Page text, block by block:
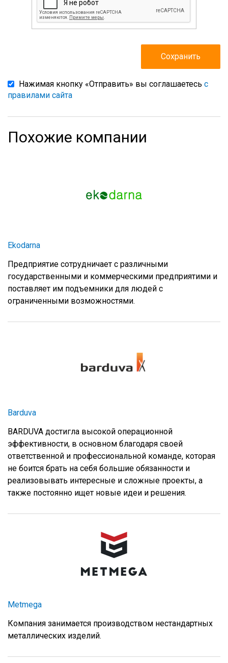
Нажимая кнопку «Отправить» вы соглашаетесь с
правилами сайта
Похожие компании
Ekodarna
Предприятие сотрудничает с различными
государственными и коммерческими предприятими и
поставляет им подъемники для людей с
ограниченными возможностями.
Barduva
BARDUVA достигла высокой операционной
эффективности, в основном благодаря своей
ответственной и профессиональной команде, которая
не боится брать на себя большие обязанности и
реализовывать интересные и сложные проекты, а
также постоянно ищет новые идеи и решения.
Metmega
Компания занимается производством нестандартных
металлических изделий.